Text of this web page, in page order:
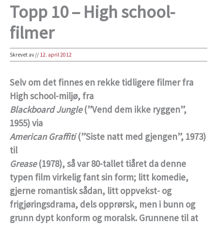
Topp 10 – High school-
filmer
Skrevet av// 12. april 2012
Selv om det finnes en rekke tidligere filmer fra
High school-miljø, fra
Blackboard Jungle(”Vend dem ikke ryggen”,
1955) via
American Graffiti(”Siste natt med gjengen”, 1973)
til
Grease(1978), så var 80-tallet tiåret da denne
typen film virkelig fant sin form; litt komedie,
gjerne romantisk sådan, litt oppvekst- og
frigjøringsdrama, dels opprørsk, men i bunn og
grunn dypt konform og moralsk. Grunnene til at